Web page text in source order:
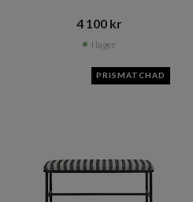
4 100 kr​​
I lager
PRISMATCHAD